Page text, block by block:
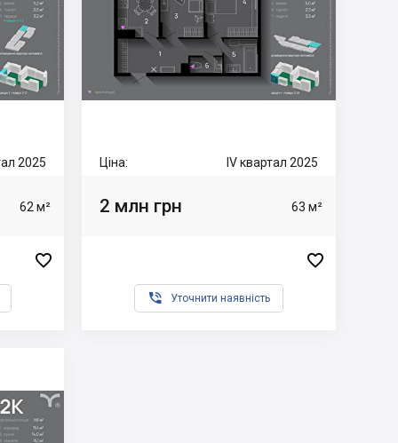
2025
62 м²

Ціна: IV квартал 2025
2 млн грн 63 м²

 Уточнити наявність